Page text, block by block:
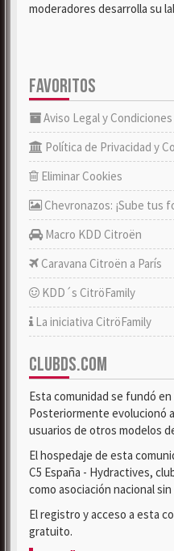
moderadores desarrolla su
FAVORITOS
Aviso Legal y
Política de Privacidad y
Eliminar Cookies
Chevronazos: ¡Sube tus
Macro KDD Citroën
Caravana Citroën a París
KDD´s CitröFamily
La iniciativa CitröFamily
CLUBDS.COM
Esta comunidad se fundó en
Posteriormente evolucionó
usuarios de otros modelos
El hospedaje de esta
C5 España - Hydractives,
como asociación nacional
El registro y acceso a esta
gratuito.